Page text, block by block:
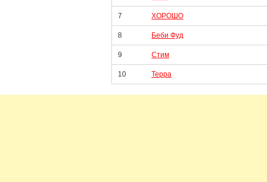
7 ХОРОШО
8 Беби Фуд
9 Стим
10 Терра